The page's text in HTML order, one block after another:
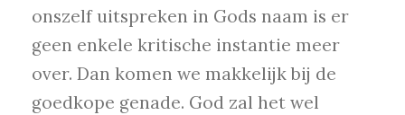
onszelf uitspreken in Gods naam is er
geen enkele kritische instantie meer
over. Dan komen we makkelijk bij de
goedkope genade. God zal het wel